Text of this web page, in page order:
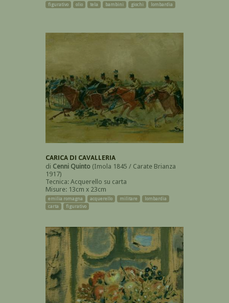
figurativo olio tela bambini giochi lombardia
CARICA DI CAVALLERIA
di Cenni Quinto (Imola 1845 / Carate Brianza
1917)
Tecnica: Acquerello su carta
Misure: 13cm x 23cm
emilia romagna acquerello militare
lombardia
carta
figurativo